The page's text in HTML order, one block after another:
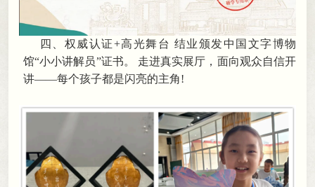
四、 权威认证+高光舞台 结业颁发中国文字博物
馆“小小讲解员”证书。
走进真实展厅，面向观众自信开
讲——每个孩子都是闪亮的主角!